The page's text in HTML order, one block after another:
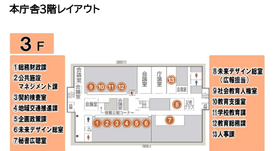
本庁舎３階レイアウト